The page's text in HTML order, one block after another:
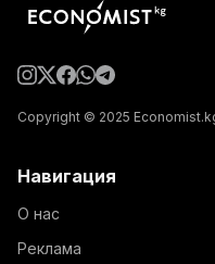
Copyright © 2025
Навигация
О нас
Реклама